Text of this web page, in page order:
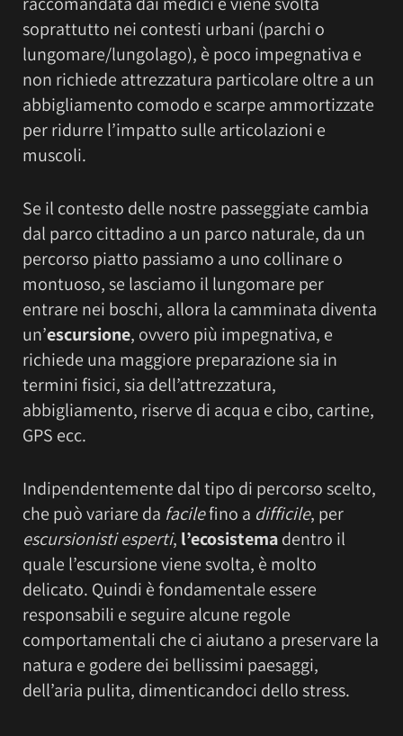
soprattutto nei contesti urbani (parchi o
lungomare/lungolago), è poco impegnativa e
non richiede attrezzatura particolare oltre a un
abbigliamento comodo e scarpe ammortizzate
per ridurre l’impatto sulle articolazioni e
muscoli.
Se il contesto delle nostre passeggiate cambia
dal parco cittadino a un parco naturale, da un
percorso piatto passiamo a uno collinare o
montuoso, se lasciamo il lungomare per
entrare nei boschi, allora la camminata diventa
un’escursione, ovvero più impegnativa, e
richiede una maggiore preparazione sia in
termini fisici, sia dell’attrezzatura,
abbigliamento, riserve di acqua e cibo, cartine,
GPS ecc.
Indipendentemente dal tipo di percorso scelto,
che può variare da facilefino a difficile, per
escursionisti esperti, l’ecosistemadentro il
quale l’escursione viene svolta, è molto
delicato. Quindi è fondamentale essere
responsabili e seguire alcune regole
comportamentali che ci aiutano a preservare la
natura e godere dei bellissimi paesaggi,
dell’aria pulita, dimenticandoci dello stress.